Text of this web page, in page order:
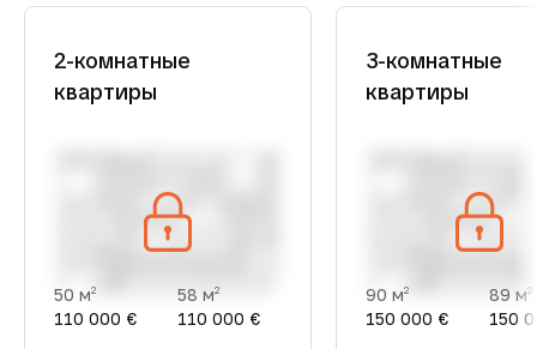
2-комнатные
квартиры
50 м2
110 000 €
58 м2
110 000 €
3-комнатные
квартиры
90 м2
150 000 €
89 м2
150